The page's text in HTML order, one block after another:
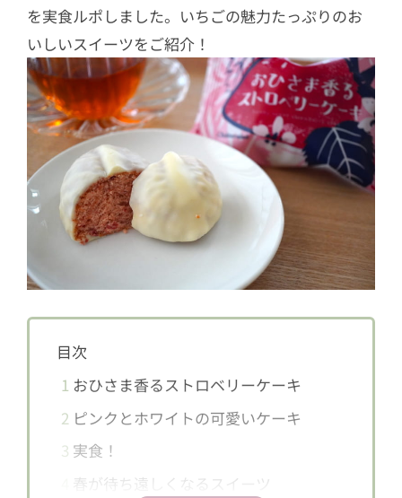
を実食ルポしました。いちごの魅力たっぷりのお
いしいスイーツをご紹介！
目次
1 おひさま香るストロベリーケーキ
2 ピンクとホワイトの可愛いケーキ
3 実食！
春が待ち遠しくなるスイーツ